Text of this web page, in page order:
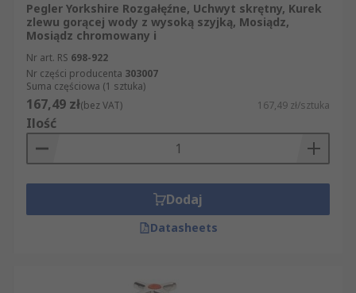
Pegler Yorkshire Rozgałęźne, Uchwyt skrętny, Kurek
zlewu gorącej wody z wysoką szyjką, Mosiądz,
Mosiądz chromowany i
Nr art. RS 698-922
Nr części producenta 303007
Suma częściowa (1 sztuka)
167,49 zł(bez VAT) 167,49 zł/sztuka
Ilość
Dodaj
Datasheets